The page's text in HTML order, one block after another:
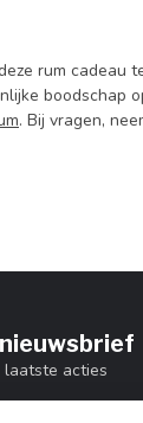
rum cadeau
. Bij vragen,
laatste acties